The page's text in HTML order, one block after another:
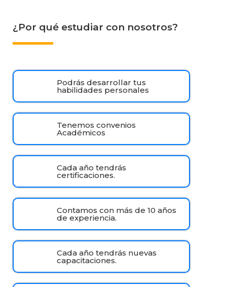
¿Por qué estudiar con nosotros?
Podrás desarrollar tus
habilidades personales
Tenemos convenios
Académicos
Cada año tendrás
certificaciones.
Contamos con más de 10 años
de experiencia.
Cada año tendrás nuevas
capacitaciones.